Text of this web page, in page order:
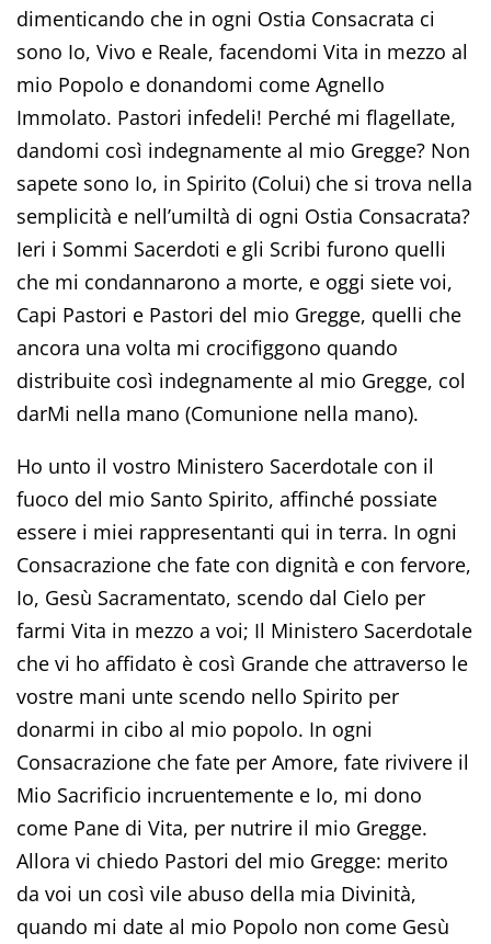
dimenticando che in ogni Ostia Consacrata ci
sono Io, Vivo e Reale, facendomi Vita in mezzo al
mio Popolo e donandomi come Agnello
Immolato. Pastori infedeli! Perché mi flagellate,
dandomi così indegnamente al mio Gregge? Non
sapete sono Io, in Spirito (Colui) che si trova nella
semplicità e nell’umiltà di ogni Ostia Consacrata?
Ieri i Sommi Sacerdoti e gli Scribi furono quelli
che mi condannarono a morte, e oggi siete voi,
Capi Pastori e Pastori del mio Gregge, quelli che
ancora una volta mi crocifiggono quando
distribuite così indegnamente al mio Gregge, col
darMi nella mano (Comunione nella mano).
Ho unto il vostro Ministero Sacerdotale con il
fuoco del mio Santo Spirito, affinché possiate
essere i miei rappresentanti qui in terra. In ogni
Consacrazione che fate con dignità e con fervore,
Io, Gesù Sacramentato, scendo dal Cielo per
farmi Vita in mezzo a voi; Il Ministero Sacerdotale
che vi ho affidato è così Grande che attraverso le
vostre mani unte scendo nello Spirito per
donarmi in cibo al mio popolo. In ogni
Consacrazione che fate per Amore, fate rivivere il
Mio Sacrificio incruentemente e Io, mi dono
come Pane di Vita, per nutrire il mio Gregge.
Allora vi chiedo Pastori del mio Gregge: merito
da voi un così vile abuso della mia Divinità,
quando mi date al mio Popolo non come Gesù